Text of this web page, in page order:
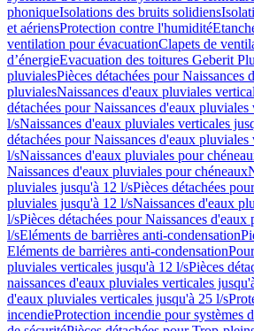
phoniqueIsolations des bruits solidiens
et aériensProtection contre l'humidité
ventilation pour évacuationClapets de
d’énergieEvacuation des toitures Geberit
pluvialesPièces détachées pour Naissances
pluvialesNaissances d'eaux pluviales
détachées pour Naissances d'eaux
l/sNaissances d'eaux pluviales verticales
détachées pour Naissances d'eaux
l/sNaissances d'eaux pluviales pour
Naissances d'eaux pluviales pour chéneaux
pluviales jusqu'à 12 l/sPièces détachées
pluviales jusqu'à 12 l/sNaissances d'eaux
l/sPièces détachées pour Naissances
l/sEléments de barrières anti-condensation
Eléments de barrières anti-condensation
pluviales verticales jusqu'à 12 l/sPièces
naissances d'eaux pluviales verticales
d'eaux pluviales verticales jusqu'à 25 l/s
incendieProtection incendie pour systèmes